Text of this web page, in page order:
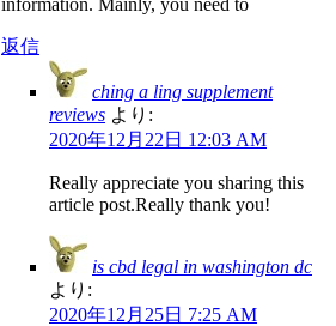
返信
ching a ling supplement
reviews より:
2020年12月22日 12:03 AM
Really appreciate you sharing this
article post.Really thank you!
is cbd legal in washington dc
より:
2020年12月25日 7:25 AM